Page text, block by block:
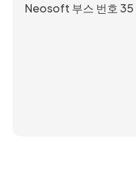
Neosoft 부스 번호 35